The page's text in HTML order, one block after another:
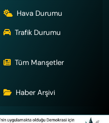
Hava Durumu
Trafik Durumu
Tüm Manşetler
Haber Arşivi